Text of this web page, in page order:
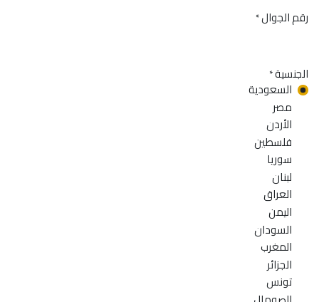
رقم الجوال*
الجنسية*
السعودية
مصر
الأردن
فلسطين
سوريا
لبنان
العراق
اليمن
السودان
المغرب
الجزائر
تونس